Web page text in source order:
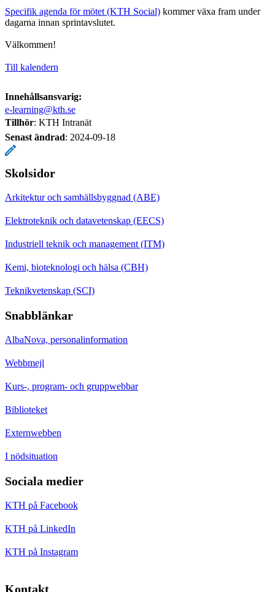
Specifik agenda för mötet (KTH Social) kommer växa fram under
dagarna innan sprintavslutet.
Välkommen!
Till kalendern
Innehållsansvarig:
e-learning@kth.se
Tillhör: KTH Intranät
Senast ändrad: 2024-09-18
Skolsidor
Arkitektur och samhällsbyggnad (ABE)
Elektroteknik och datavetenskap (EECS)
Industriell teknik och management (ITM)
Kemi, bioteknologi och hälsa (CBH)
Teknikvetenskap (SCI)
Snabblänkar
AlbaNova, personalinformation
Webbmejl
Kurs-, program- och gruppwebbar
Biblioteket
Externwebben
I nödsituation
Sociala medier
KTH på Facebook
KTH på LinkedIn
KTH på Instagram
Kontakt